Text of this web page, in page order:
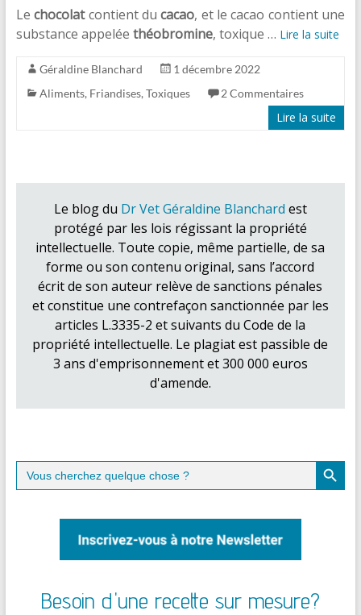
Lechocolatcontient ducacao, et le cacao contient une
substance appelée théobromine, toxique … Lire la suite
Géraldine Blanchard
1 décembre 2022
Aliments, Friandises, Toxiques 2 Commentaires
Lire la suite
Le blog du Dr Vet Géraldine Blanchard est
protégé par les lois régissant la propriété
intellectuelle. Toute copie, même partielle, de sa
forme ou son contenu original, sans l’accord
écrit de son auteur relève de sanctions pénales
et constitue une contrefaçon sanctionnée par les
articles L.3335-2 et suivants du Code de la
propriété intellectuelle. Le plagiat est passible de
3 ans d'emprisonnement et 300 000 euros
d'amende.
Search
for:
Search Button
Besoin d'une recette sur mesure?